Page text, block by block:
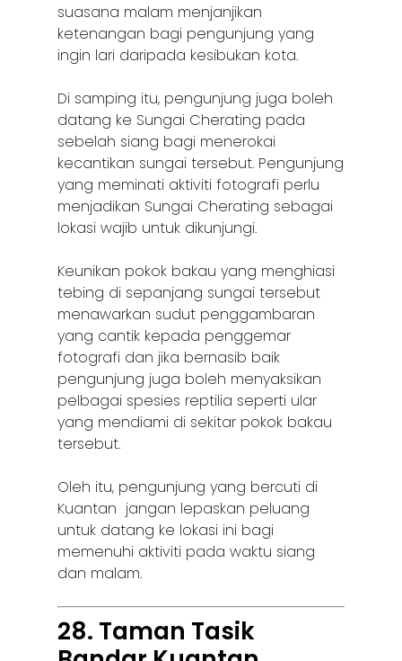
suasana malam menjanjikan
ketenangan bagi pengunjung yang
ingin lari daripada kesibukan kota.
Di samping itu, pengunjung juga boleh
datang ke Sungai Cherating pada
sebelah siang bagi menerokai
kecantikan sungai tersebut. Pengunjung
yang meminati aktiviti fotografi perlu
menjadikan Sungai Cherating sebagai
lokasi wajib untuk dikunjungi.
Keunikan pokok bakau yang menghiasi
tebing di sepanjang sungai tersebut
menawarkan sudut penggambaran
yang cantik kepada penggemar
fotografi dan jika bernasib baik
pengunjung juga boleh menyaksikan
pelbagai spesies reptilia seperti ular
yang mendiami di sekitar pokok bakau
tersebut.
Oleh itu, pengunjung yang bercuti di
Kuantan jangan lepaskan peluang
untuk datang ke lokasi ini bagi
memenuhi aktiviti pada waktu siang
dan malam.
28. Taman Tasik